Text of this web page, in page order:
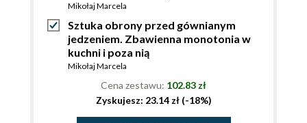
Mikołaj Marcela
Sztuka obrony przed gównianym
jedzeniem. Zbawienna monotonia w
kuchni i poza nią
Mikołaj Marcela
Cena zestawu: 102.83 zł
Zyskujesz: 23.14 zł (-18%)